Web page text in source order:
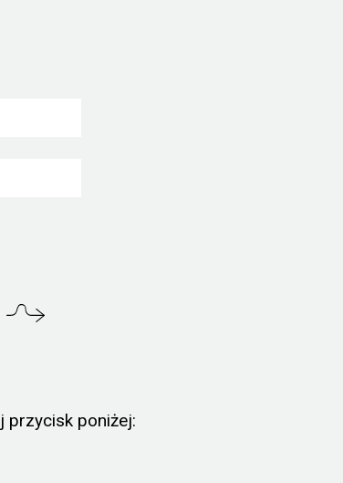
przycisk poniżej: